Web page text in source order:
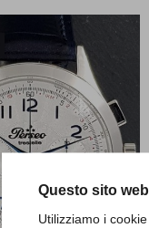
Questo sito
Utilizziamo i